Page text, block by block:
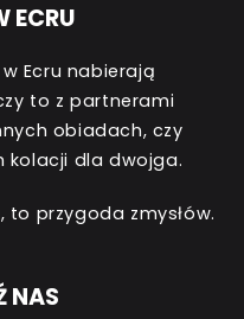
ECRU
Ecru nabierają
to z partnerami
obiadach, czy
kolacji dla dwojga.
przygoda zmysłów.
NAS